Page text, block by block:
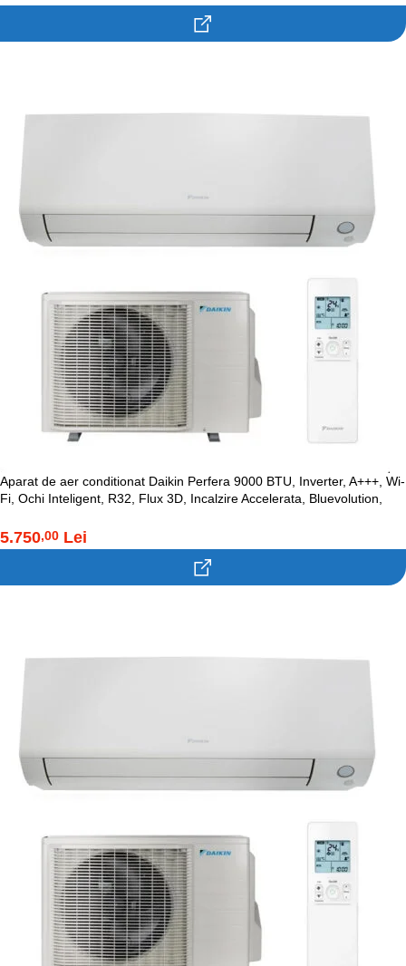
Aparat de aer conditionat Daikin Perfera 9000 BTU, Inverter, A+++, Wi-
Fi, Ochi Inteligent, R32, Flux 3D, Incalzire Accelerata, Bluevolution,
5.750,00 Lei